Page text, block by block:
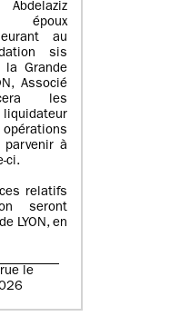
époux
au
sis
la Grande
Associé
les
à
ci.
relatifs
seront
LYON, en
le